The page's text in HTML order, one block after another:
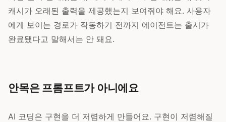
캐시가 오래된 출력을 제공했는지 보여줘야 해요. 사용자
에게 보이는 경로가 작동하기 전까지 에이전트는 출시가
완료됐다고 말해서는 안 돼요.
안목은 프롬프트가 아니에요
AI 코딩은 구현을 더 저렴하게 만들어요. 구현이 저렴해질